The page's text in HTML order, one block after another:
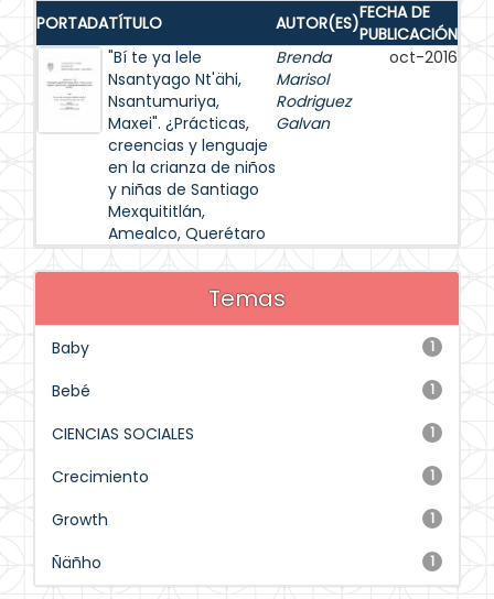
PORTADATÍTULO AUTOR(ES)FECHA DE
PUBLICACIÓN
"Bí te ya lele
Nsantyago Nt'ähi,
Nsantumuriya,
Maxei". ¿Prácticas,
creencias y lenguaje
en la crianza de niños
y niñas de Santiago
Mexquititlán,
Amealco, Querétaro
Brenda
Marisol
Rodriguez
Galvan
oct-2016
Temas
1
Baby
1
Bebé
1
CIENCIAS SOCIALES
1
Crecimiento
1
Growth
1
Ñäñho